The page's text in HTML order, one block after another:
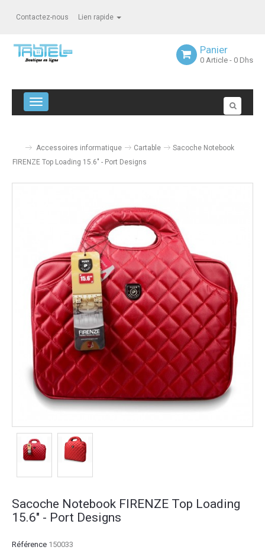
Contactez-nous Lien rapide
Panier
0 Article - 0 Dhs
Navigation bascule
Accessoires informatique Cartable
Sacoche Notebook
FIRENZE Top Loading 15.6" - Port Designs
Sacoche Notebook FIRENZE Top Loading
15.6" - Port Designs
Référence 150033